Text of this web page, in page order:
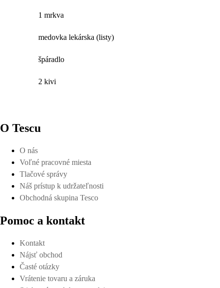
1 mrkva
medovka lekárska (listy)
špáradlo
2 kivi
O Tescu
O nás
Voľné pracovné miesta
Tlačové správy
Náš prístup k udržateľnosti
Obchodná skupina Tesco
Pomoc a kontakt
Kontakt
Nájsť obchod
Časté otázky
Vrátenie tovaru a záruka